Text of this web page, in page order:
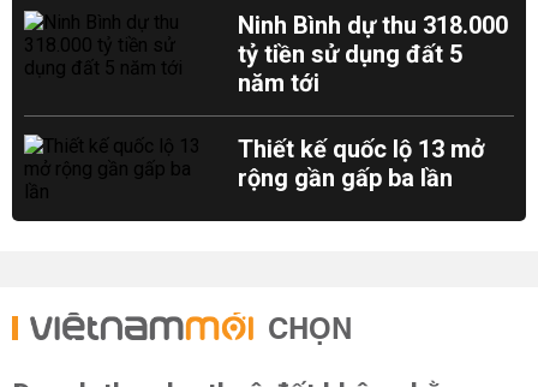
Ninh Bình dự thu 318.000
tỷ tiền sử dụng đất 5
năm tới
Thiết kế quốc lộ 13 mở
rộng gần gấp ba lần
CHỌN